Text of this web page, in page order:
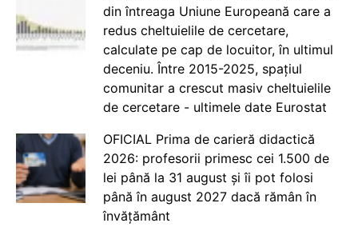
din întreaga Uniune Europeană care a
redus cheltuielile de cercetare,
calculate pe cap de locuitor, în ultimul
deceniu. Între 2015-2025, spațiul
comunitar a crescut masiv cheltuielile
de cercetare - ultimele date Eurostat
OFICIAL Prima de carieră didactică
2026: profesorii primesc cei 1.500 de
lei până la 31 august și îi pot folosi
până în august 2027 dacă rămân în
învățământ